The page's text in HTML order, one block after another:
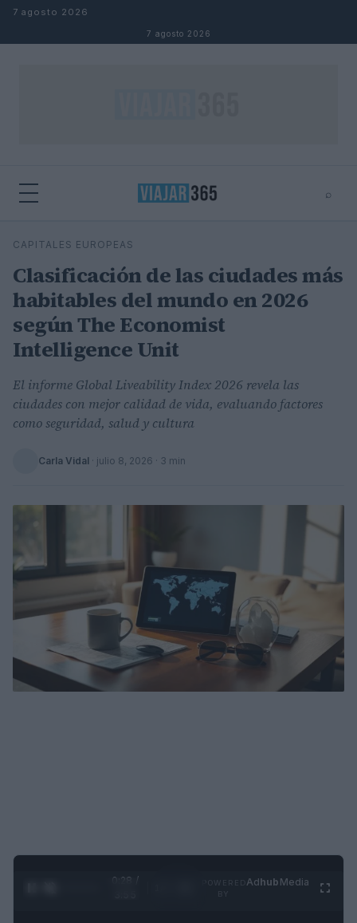
Saltar al contenido
7 agosto 2026
7 agosto 2026
⌕
Buscar
CAPITALES EUROPEAS
Clasificación de las ciudades más
habitables del mundo en 2026
según The Economist
Intelligence Unit
El informe Global Liveability Index 2026 revela las
ciudades con mejor calidad de vida, evaluando factores
como seguridad, salud y cultura
Carla Vidal · julio 8, 2026 · 3 min
0:28 /
Adhub Media